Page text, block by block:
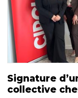
Signature
collective